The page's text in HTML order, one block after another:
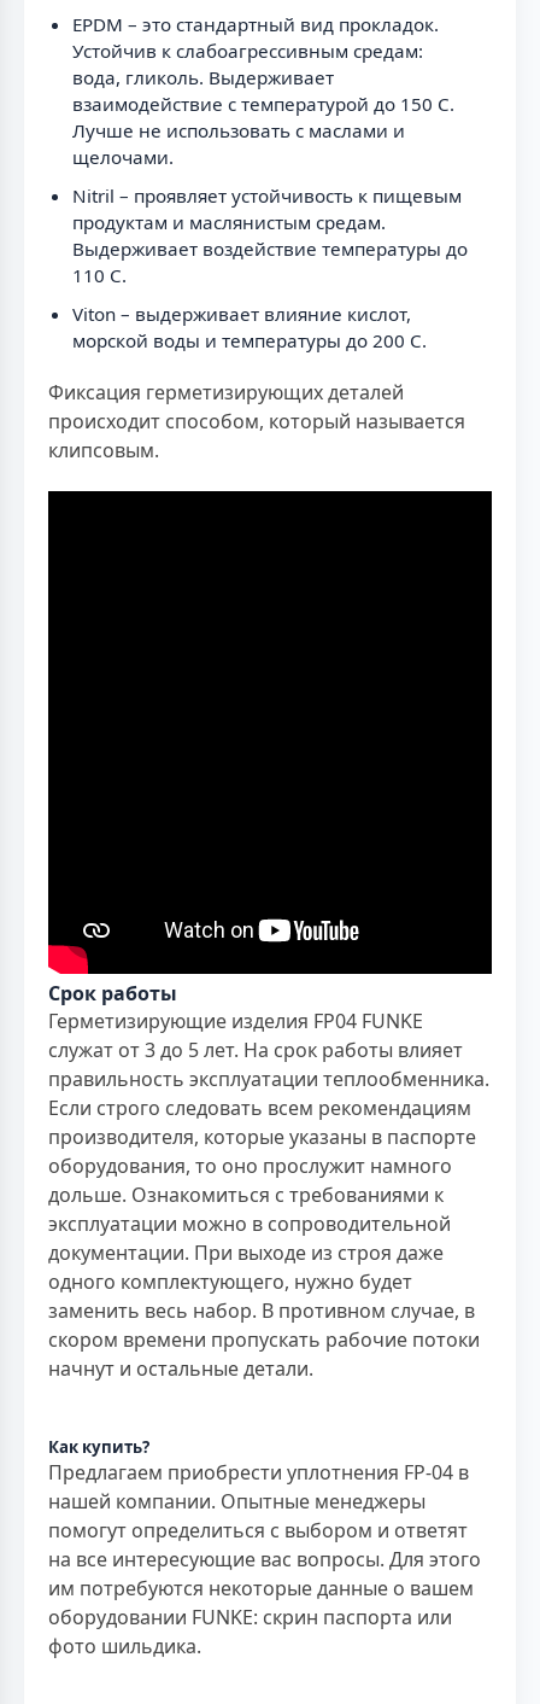
EPDM – это стандартный вид прокладок.
Устойчив к слабоагрессивным средам:
вода, гликоль. Выдерживает
взаимодействие с температурой до 150 C.
Лучше не использовать с маслами и
щелочами.
Nitril – проявляет устойчивость к пищевым
продуктам и маслянистым средам.
Выдерживает воздействие температуры до
110 C.
Viton – выдерживает влияние кислот,
морской воды и температуры до 200 C.
Фиксация герметизирующих деталей
происходит способом, который называется
клипсовым.
Срок работы
Герметизирующие изделия FP04 FUNKE
служат от 3 до 5 лет. На срок работы влияет
правильность эксплуатации теплообменника.
Если строго следовать всем рекомендациям
производителя, которые указаны в паспорте
оборудования, то оно прослужит намного
дольше. Ознакомиться с требованиями к
эксплуатации можно в сопроводительной
документации. При выходе из строя даже
одного комплектующего, нужно будет
заменить весь набор. В противном случае, в
скором времени пропускать рабочие потоки
начнут и остальные детали.
Как купить?
Предлагаем приобрести уплотнения FP-04 в
нашей компании. Опытные менеджеры
помогут определиться с выбором и ответят
на все интересующие вас вопросы. Для этого
им потребуются некоторые данные о вашем
оборудовании FUNKE: скрин паспорта или
фото шильдика.